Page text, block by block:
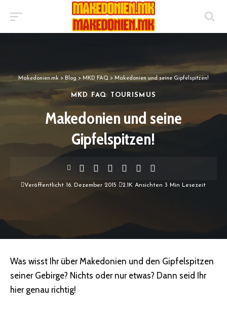
Makedonien.mk > Blog > MKD FAQ > Makedonien und seine Gipfelspitzen!
MKD FAQ TOURISMUS
Makedonien und seine
Gipfelspitzen!
Veröffentlicht 16. Dezember 2015 2.1K Ansichten 3 Min Lesezeit
Was wisst Ihr über Makedonien und den Gipfelspitzen
seiner Gebirge? Nichts oder nur etwas? Dann seid Ihr
hier genau richtig!